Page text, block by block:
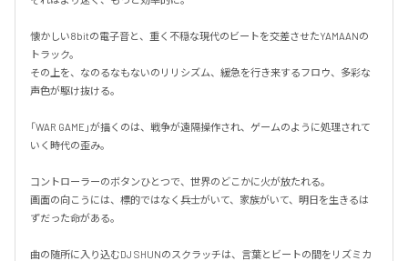
懐かしい8bitの電子音と、重く不穏な現代のビートを交差させたYAMAANの
トラック。
その上を、なのるなもないのリリシズム、緩急を行き来するフロウ、多彩な
声色が駆け抜ける。
「WAR GAME」が描くのは、戦争が遠隔操作され、ゲームのように処理されて
いく時代の歪み。
コントローラーのボタンひとつで、世界のどこかに火が放たれる。
画面の向こうには、標的ではなく兵士がいて、家族がいて、明日を生きるは
ずだった命がある。
曲の随所に入り込むDJ SHUNのスクラッチは、言葉とビートの間をリズミカ